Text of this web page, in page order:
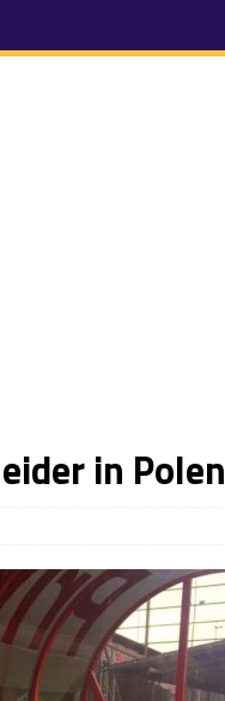
in Polen